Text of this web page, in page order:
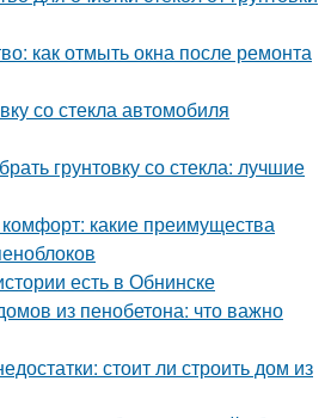
как отмыть окна после ремонта
со стекла автомобиля
грунтовку со стекла: лучшие
какие преимущества
есть в Обнинске
из пенобетона: что важно
стоит ли строить дом из